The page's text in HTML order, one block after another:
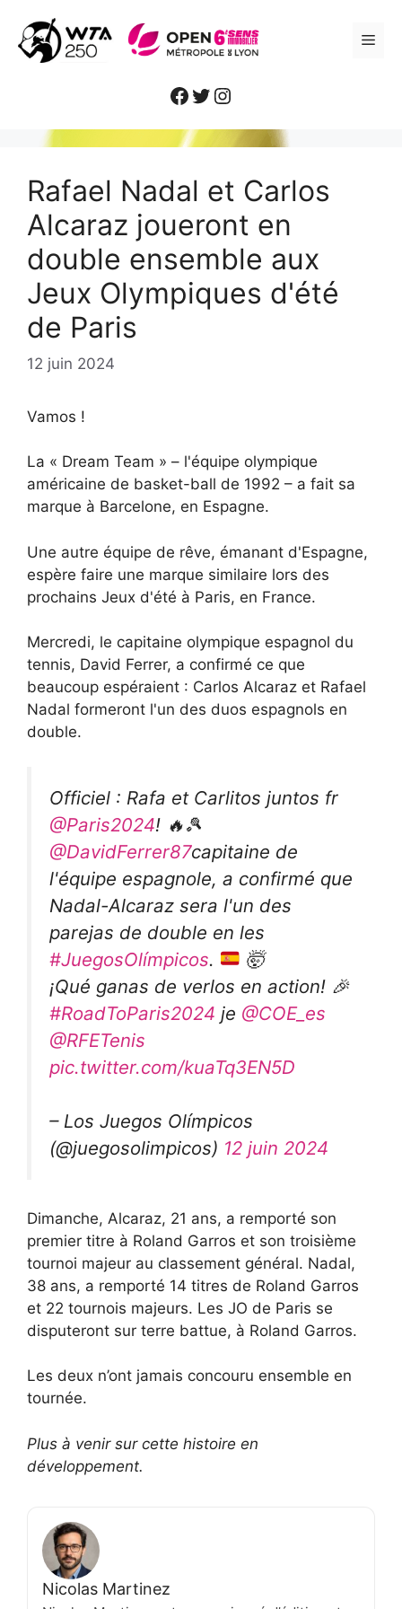
contenu
Facebook
Twitter
Instagram
Rafael Nadal et Carlos
Alcaraz joueront en
double ensemble aux
Jeux Olympiques d'été
de Paris
12 juin 2024
Vamos !
La « Dream Team » – l'équipe olympique
américaine de basket-ball de 1992 – a fait sa
marque à Barcelone, en Espagne.
Une autre équipe de rêve, émanant d'Espagne,
espère faire une marque similaire lors des
prochains Jeux d'été à Paris, en France.
Mercredi, le capitaine olympique espagnol du
tennis, David Ferrer, a confirmé ce que
beaucoup espéraient : Carlos Alcaraz et Rafael
Nadal formeront l'un des duos espagnols en
double.
Officiel : Rafa et Carlitos juntos fr
@Paris2024! 🔥🎾
@DavidFerrer87capitaine de
l'équipe espagnole, a confirmé que
Nadal-Alcaraz sera l'un des
parejas de double en les
#JuegosOlímpicos.
🤯
¡Qué ganas de verlos en action! 🎉
#RoadToParis2024 je @COE_es
@RFETenis
pic.twitter.com/kuaTq3EN5D
– Los Juegos Olímpicos
(@juegosolimpicos) 12 juin 2024
Dimanche, Alcaraz, 21 ans, a remporté son
premier titre à Roland Garros et son troisième
tournoi majeur au classement général. Nadal,
38 ans, a remporté 14 titres de Roland Garros
et 22 tournois majeurs. Les JO de Paris se
disputeront sur terre battue, à Roland Garros.
Les deux n’ont jamais concouru ensemble en
tournée.
Plus à venir sur cette histoire en
développement.
Nicolas Martinez